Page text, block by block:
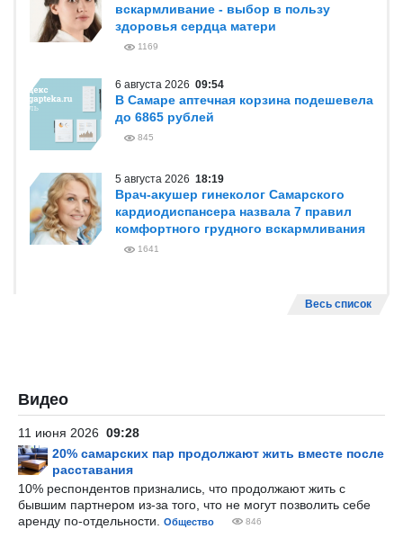
вскармливание - выбор в пользу
здоровья сердца матери
1169
6 августа 2026 09:54
В Самаре аптечная корзина подешевела
до 6865 рублей
845
5 августа 2026 18:19
Врач-акушер гинеколог Самарского
кардиодиспансера назвала 7 правил
комфортного грудного вскармливания
1641
Весь список
Видео
11 июня 2026 09:28
20% самарских пар продолжают жить вместе после
расставания
10% респондентов признались, что продолжают жить с
бывшим партнером из-за того, что не могут позволить себе
аренду по-отдельности.
Общество 846